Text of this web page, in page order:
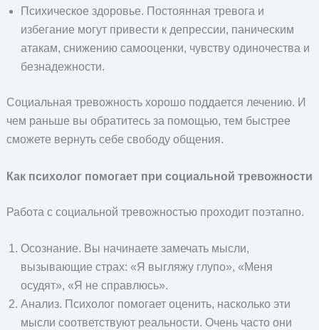
Психическое здоровье. Постоянная тревога и
избегание могут привести к депрессии, паническим
атакам, снижению самооценки, чувству одиночества и
безнадежности.
Социальная тревожность хорошо поддается лечению. И
чем раньше вы обратитесь за помощью, тем быстрее
сможете вернуть себе свободу общения.
Как психолог помогает при социальной тревожности
Работа с социальной тревожностью проходит поэтапно.
Осознание. Вы начинаете замечать мысли,
вызывающие страх: «Я выгляжу глупо», «Меня
осудят», «Я не справлюсь».
Анализ. Психолог помогает оценить, насколько эти
мысли соответствуют реальности. Очень часто они